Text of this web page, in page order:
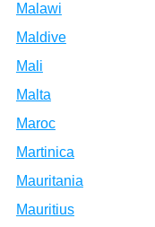
Malawi
Maldive
Mali
Malta
Maroc
Martinica
Mauritania
Mauritius